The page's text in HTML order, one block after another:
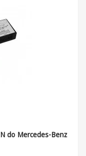
do Mercedes-Benz